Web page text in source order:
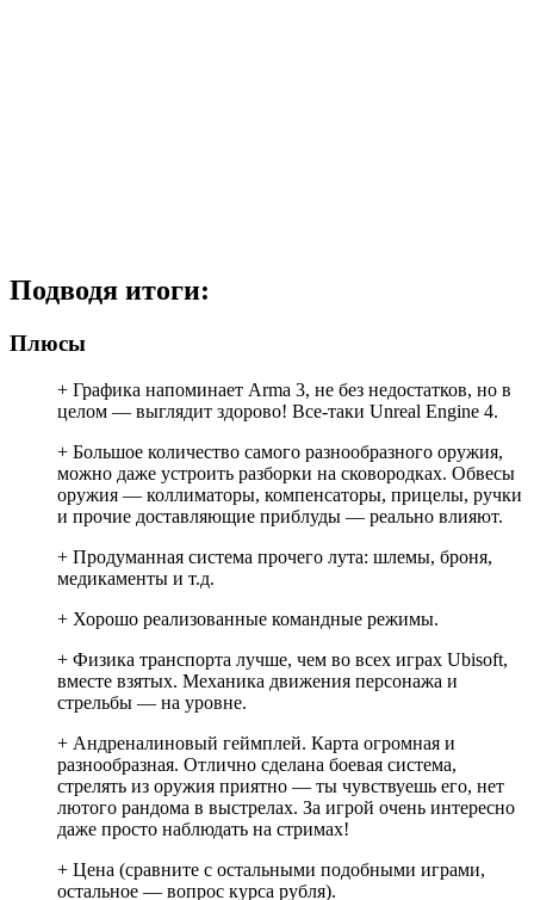
Подводя итоги:
Плюсы
+ Графика напоминает Arma 3, не без недостатков, но в
целом — выглядит здорово! Все-таки Unreal Engine 4.
+ Большое количество самого разнообразного оружия,
можно даже устроить разборки на сковородках. Обвесы
оружия — коллиматоры, компенсаторы, прицелы, ручки
и прочие доставляющие приблуды — реально влияют.
+ Продуманная система прочего лута: шлемы, броня,
медикаменты и т.д.
+ Хорошо реализованные командные режимы.
+ Физика транспорта лучше, чем во всех играх Ubisoft,
вместе взятых. Механика движения персонажа и
стрельбы — на уровне.
+ Андреналиновый геймплей. Карта огромная и
разнообразная. Отлично сделана боевая система,
стрелять из оружия приятно — ты чувствуешь его, нет
лютого рандома в выстрелах. За игрой очень интересно
даже просто наблюдать на стримах!
+ Цена (сравните с остальными подобными играми,
остальное — вопрос курса рубля).